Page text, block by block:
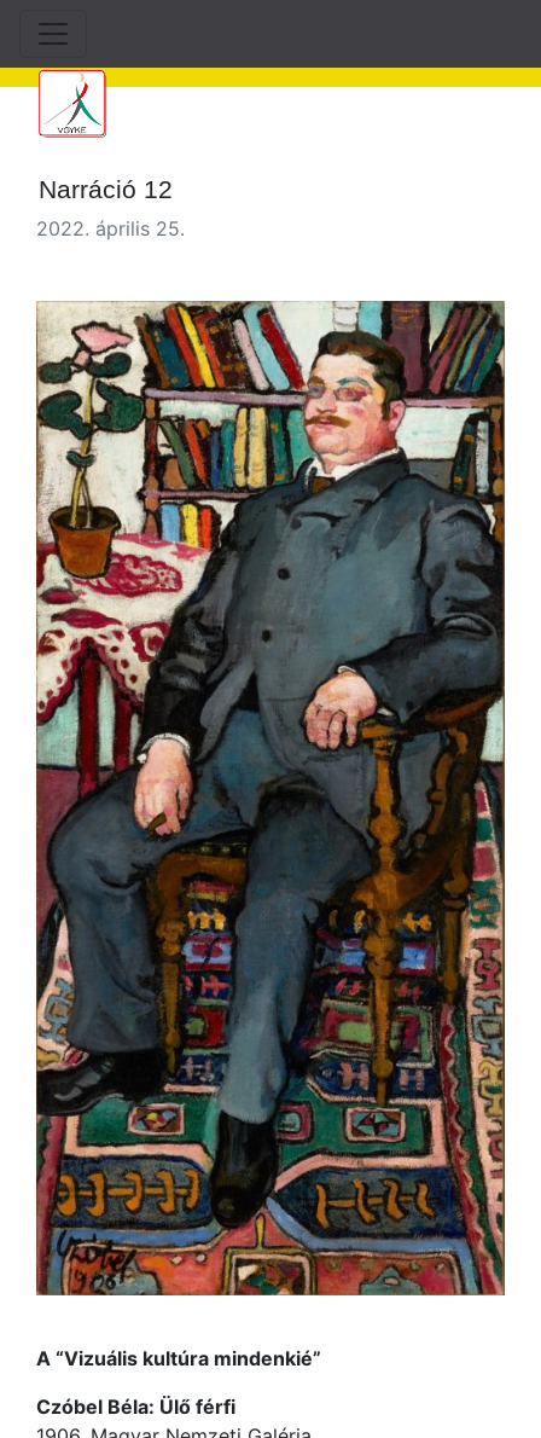
Narráció 12
2022. április 25.
A “Vizuális kultúra mindenkié”
Czóbel Béla: Ülő férfi